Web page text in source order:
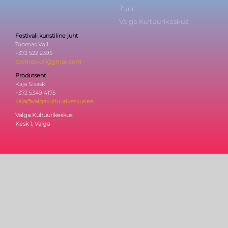
Žürii
Valga Kultuurikeskus
Festivali kunstiline juht
Toomas Voll
+372 522 2395
toomasvoll@gmail.com
Produtsent
Kaja Sisask
+372 5349 4175
kaja@valgakultuurikeskus.ee
Valga Kultuurikeskus
Kesk 1, Valga